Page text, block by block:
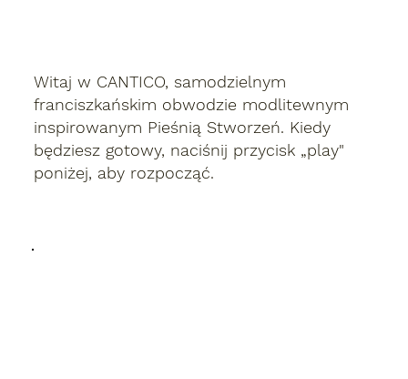
Witaj w CANTICO, samodzielnym
franciszkańskim obwodzie modlitewnym
inspirowanym Pieśnią Stworzeń. Kiedy
będziesz gotowy, naciśnij przycisk „play"
poniżej, aby rozpocząć.